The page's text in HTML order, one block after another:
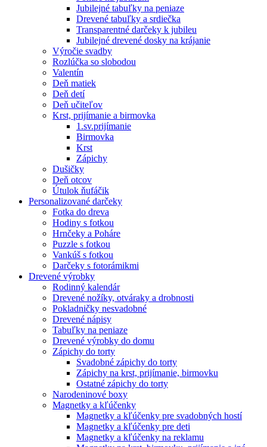
Jubilejné tabuľky na peniaze
Drevené tabuľky a srdiečka
Transparentné darčeky k jubileu
Jubilejné drevené dosky na krájanie
Výročie svadby
Rozlúčka so slobodou
Valentín
Deň matiek
Deň detí
Deň učiteľov
Krst, prijímanie a birmovka
1.sv.prijímanie
Birmovka
Krst
Zápichy
Dušičky
Deň otcov
Útulok ňufáčik
Personalizované darčeky
Fotka do dreva
Hodiny s fotkou
Hrnčeky a Poháre
Puzzle s fotkou
Vankúš s fotkou
Darčeky s fotorámikmi
Drevené výrobky
Rodinný kalendár
Drevené nožíky, otváraky a drobnosti
Pokladničky nesvadobné
Drevené nápisy
Tabuľky na peniaze
Drevené výrobky do domu
Zápichy do torty
Svadobné zápichy do torty
Zápichy na krst, prijímanie, birmovku
Ostatné zápichy do torty
Narodeninové boxy
Magnetky a kľúčenky
Magnetky a kľúčenky pre svadobných hostí
Magnetky a kľúčenky pre deti
Magnetky a kľúčenky na reklamu